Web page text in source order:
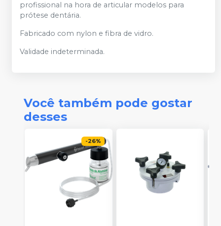
profissional na hora de articular modelos para
prótese dentária.
Fabricado com nylon e fibra de vidro.
Validade indeterminada.
Você também pode gostar
desses
-26%